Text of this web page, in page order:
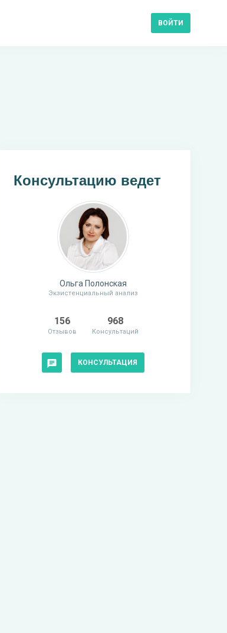
ВОЙТИ
Консультацию ведет
Ольга Полонская
Экзистенциальный анализ
156
Отзывов
968
Консультаций
КОНСУЛЬТАЦИЯ